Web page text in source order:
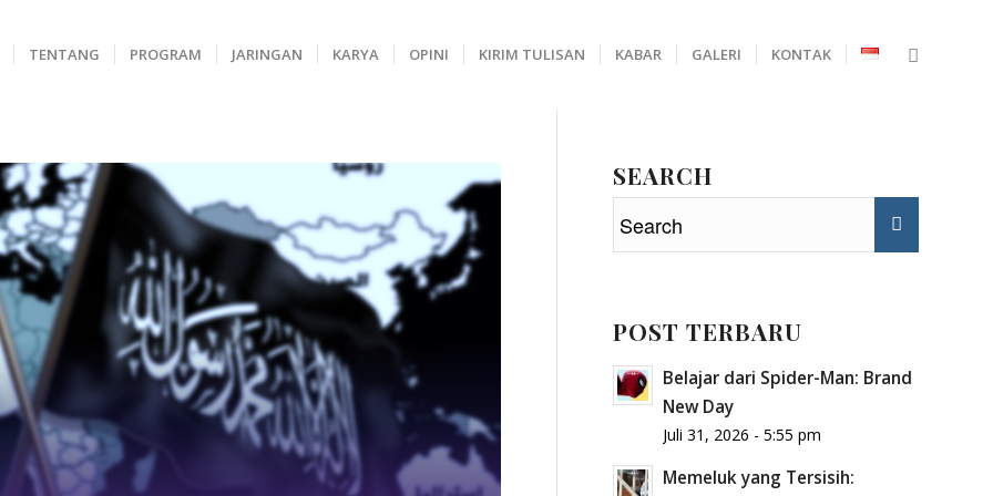
TENTANG PROGRAM JARINGAN KARYA OPINI KIRIM TULISAN KABAR GALERI KONTAK
SEARCH
POST TERBARU
Belajar dari Spider-Man: Brand
New Day
Juli 31, 2026 - 5:55 pm
Memeluk yang Tersisih: